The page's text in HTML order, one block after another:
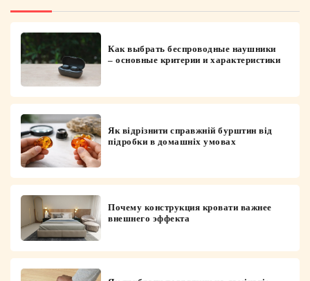
Как выбрать беспроводные наушники
– основные критерии и характеристики
Як відрізнити справжній бурштин від
підробки в домашніх умовах
Почему конструкция кровати важнее
внешнего эффекта